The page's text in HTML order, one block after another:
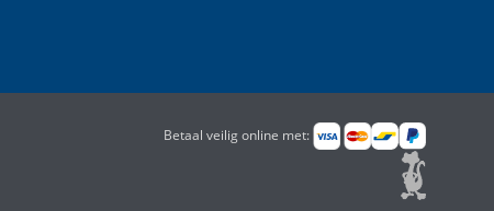
Betaal veilig online met: